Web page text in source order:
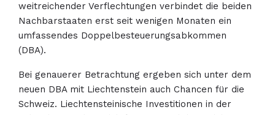
weitreichender Verflechtungen verbindet die beiden
Nachbarstaaten erst seit wenigen Monaten ein
umfassendes Doppelbesteuerungsabkommen
(DBA).
Bei genauerer Betrachtung ergeben sich unter dem
neuen DBA mit Liechtenstein auch Chancen für die
Schweiz. Liechtensteinische Investitionen in der